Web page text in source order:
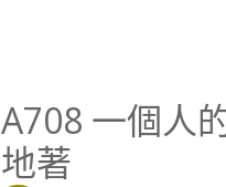
A708 一個人
地著